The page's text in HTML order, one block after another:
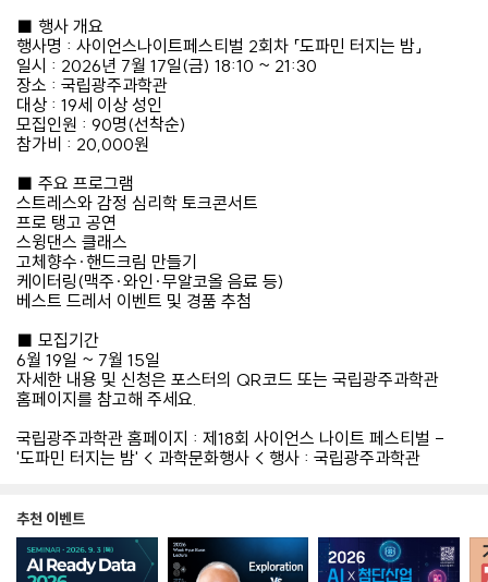
■ 행사 개요
행사명 : 사이언스나이트페스티벌 2회차 「도파민 터지는 밤」
일시 : 2026년 7월 17일(금) 18:10 ~ 21:30
장소 : 국립광주과학관
대상 : 19세 이상 성인
모집인원 : 90명(선착순)
참가비 : 20,000원
■ 주요 프로그램
스트레스와 감정 심리학 토크콘서트
프로 탱고 공연
스윙댄스 클래스
고체향수·핸드크림 만들기
케이터링(맥주·와인·무알코올 음료 등)
베스트 드레서 이벤트 및 경품 추첨
■ 모집기간
6월 19일 ~ 7월 15일
자세한 내용 및 신청은 포스터의 QR코드 또는 국립광주과학관
홈페이지를 참고해 주세요.
국립광주과학관 홈페이지 : 제18회 사이언스 나이트 페스티벌 -
'도파민 터지는 밤' < 과학문화행사 < 행사 : 국립광주과학관
추천 이벤트